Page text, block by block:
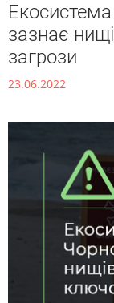
зазнає
загрози
23.06.2022